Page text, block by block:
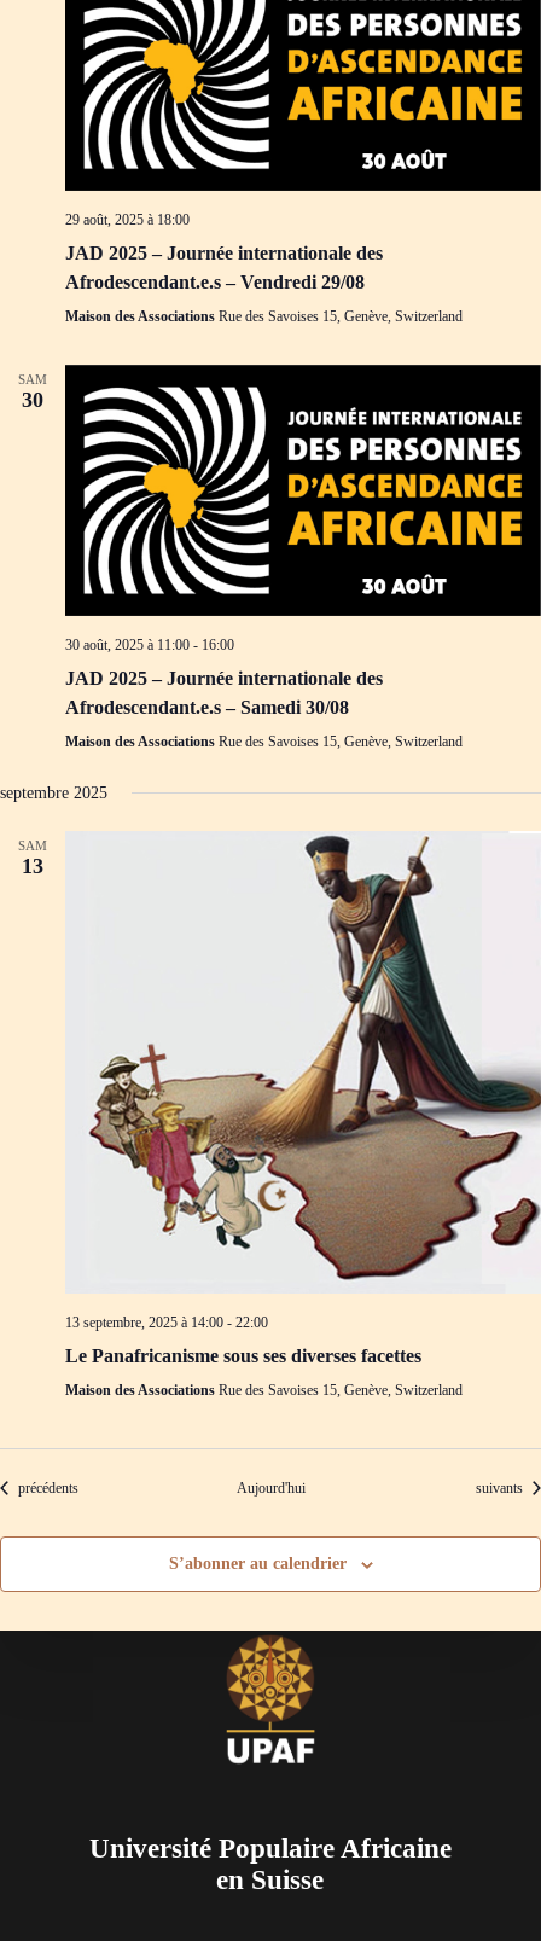
29 août, 2025 à 18:00
JAD 2025 – Journée internationale des
Afrodescendant.e.s – Vendredi 29/08
Maison des Associations Rue des Savoises 15, Genève, Switzerland
SAM
30
30 août, 2025 à 11:00 - 16:00
JAD 2025 – Journée internationale des
Afrodescendant.e.s – Samedi 30/08
Maison des Associations Rue des Savoises 15, Genève, Switzerland
septembre 2025
SAM
13
13 septembre, 2025 à 14:00 - 22:00
Le Panafricanisme sous ses diverses facettes
Maison des Associations Rue des Savoises 15, Genève, Switzerland
Évènements
précédents Aujourd'hui suivants
S’abonner au calendrier
Université Populaire Africaine
en Suisse